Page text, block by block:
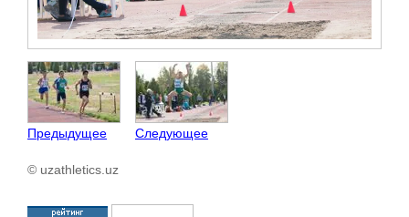
Предыдущее Следующее
© uzathletics.uz